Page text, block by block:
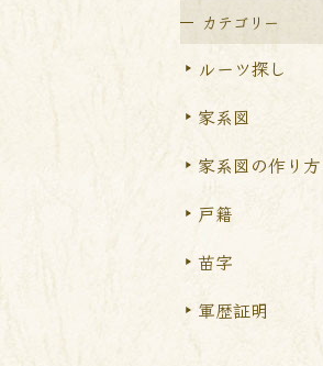
カテゴリー
ルーツ探し
家系図
家系図の作り方
戸籍
苗字
軍歴証明